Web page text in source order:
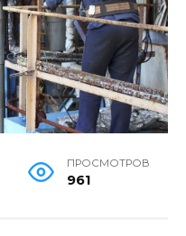
ПРОСМОТРОВ
961